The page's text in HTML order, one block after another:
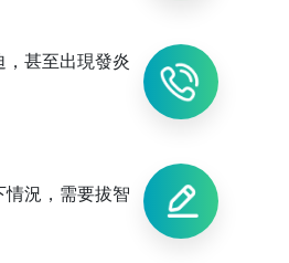
，甚至出現發炎
情況，需要拔智